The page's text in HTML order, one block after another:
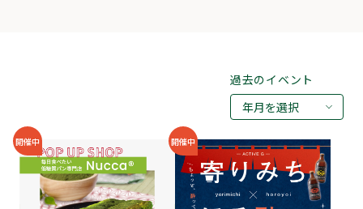
過去のイベント
年月を選択
2026年07月
2026年05月
2026年03月
開催中 開催中